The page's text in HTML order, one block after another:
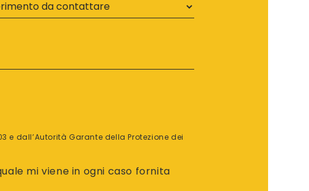
e dall’Autorità Garante della Protezione dei
mi viene in ogni caso fornita